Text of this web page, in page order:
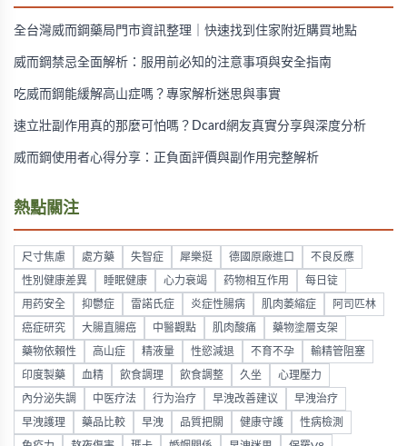
全台灣威而鋼藥局門市資訊整理｜快速找到住家附近購買地點
威而鋼禁忌全面解析：服用前必知的注意事項與安全指南
吃威而鋼能緩解高山症嗎？專家解析迷思與事實
速立壯副作用真的那麼可怕嗎？Dcard網友真實分享與深度分析
威而鋼使用者心得分享：正負面評價與副作用完整解析
熱點關注
尺寸焦慮 處方藥 失智症 犀樂挺 德國原廠進口 不良反應
性別健康差異 睡眠健康 心力衰竭 药物相互作用 每日锭
用药安全 抑鬱症 雷諾氏症 炎症性腸病 肌肉萎縮症 阿司匹林
癌症研究 大腸直腸癌 中醫觀點 肌肉酸痛 藥物塗層支架
藥物依賴性 高山症 精液量 性慾減退 不育不孕 輸精管阻塞
印度製藥 血精 飲食調理 飲食調整 久坐 心理壓力
內分泌失調 中医疗法 行为治疗 早洩改善建议 早洩治疗
早洩護理 藥品比較 早洩 品質把關 健康守護 性病檢測